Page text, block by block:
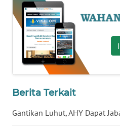
Berita Terkait
Gantikan Luhut, AHY Dapat
BALI
WN
KALBAR
WN